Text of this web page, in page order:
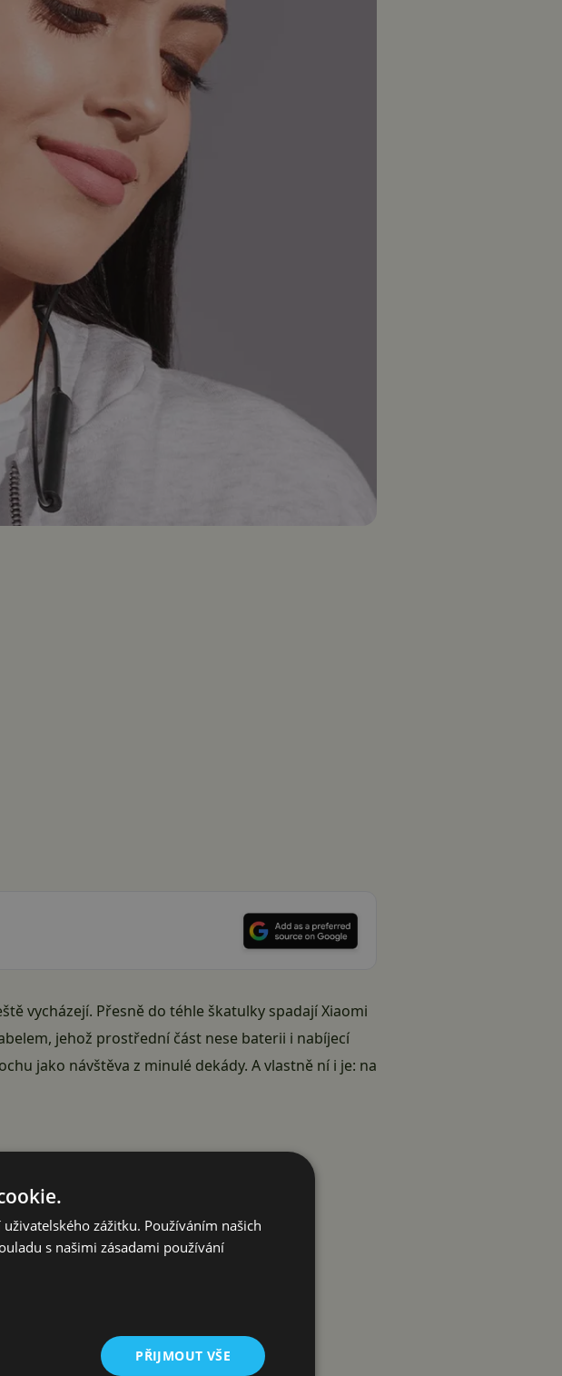
vycházejí. Přesně do téhle škatulky spadají Xiaomi
jehož prostřední část nese baterii i nabíjecí
jako návštěva z minulé dekády. A vlastně ní i je: na
zážitku. Používáním našich
s našimi zásadami používání
PŘIJMOUT VŠE